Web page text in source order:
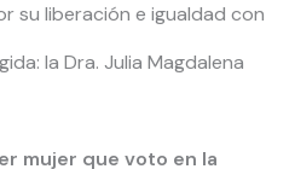
su liberación e igualdad con
la Dra. Julia Magdalena
mujer que voto en la